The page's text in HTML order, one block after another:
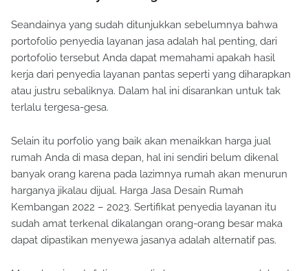
Seandainya yang sudah ditunjukkan sebelumnya bahwa
portofolio penyedia layanan jasa adalah hal penting, dari
portofolio tersebut Anda dapat memahami apakah hasil
kerja dari penyedia layanan pantas seperti yang diharapkan
atau justru sebaliknya. Dalam hal ini disarankan untuk tak
Selain itu porfolio yang baik akan menaikkan harga jual
rumah Anda di masa depan, hal ini sendiri belum dikenal
banyak orang karena pada lazimnya rumah akan menurun
harganya jikalau dijual. Harga Jasa Desain Rumah
Kembangan 2022 – 2023. Sertifikat penyedia layanan itu
sudah amat terkenal dikalangan orang-orang besar maka